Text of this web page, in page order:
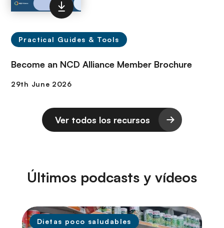
Practical Guides & Tools
Become an NCD Alliance Member Brochure
Ver todos los recursos
Últimos podcasts y vídeos
Dietas poco saludables